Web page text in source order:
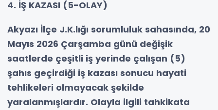
4. İŞ KAZASI (5-OLAY)
Akyazı İlçe J.K.lığı sorumluluk sahasında, 20
Mayıs 2026 Çarşamba günü değişik
saatlerde çeşitli iş yerinde çalışan (5)
şahıs geçirdiği iş kazası sonucu hayati
tehlikeleri olmayacak şekilde
yaralanmışlardır. Olayla ilgili tahkikata